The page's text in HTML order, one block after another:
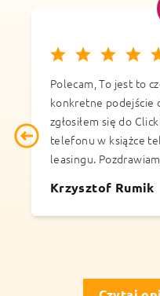
Polecam, To jest to
konkretne podejście
zgłosiłem się do
telefonu w książce
leasingu. Pozdrawiam
Krzysztof Rumik